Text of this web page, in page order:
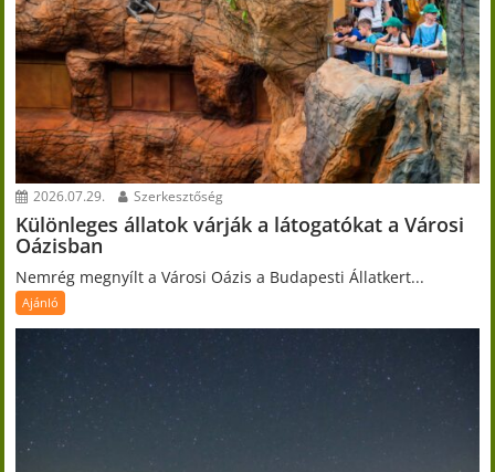
2026.07.29. Szerkesztőség
Különleges állatok várják a látogatókat a Városi
Oázisban
Nemrég megnyílt a Városi Oázis a Budapesti Állatkert...
Ajánló